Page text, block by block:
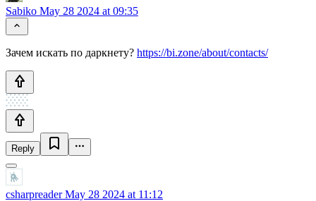
Sabiko May 28 2024 at 09:35
Зачем искать по даркнету? https://bi.zone/about/contacts/
Reply
csharpreaderMay 28 2024 at 11:12